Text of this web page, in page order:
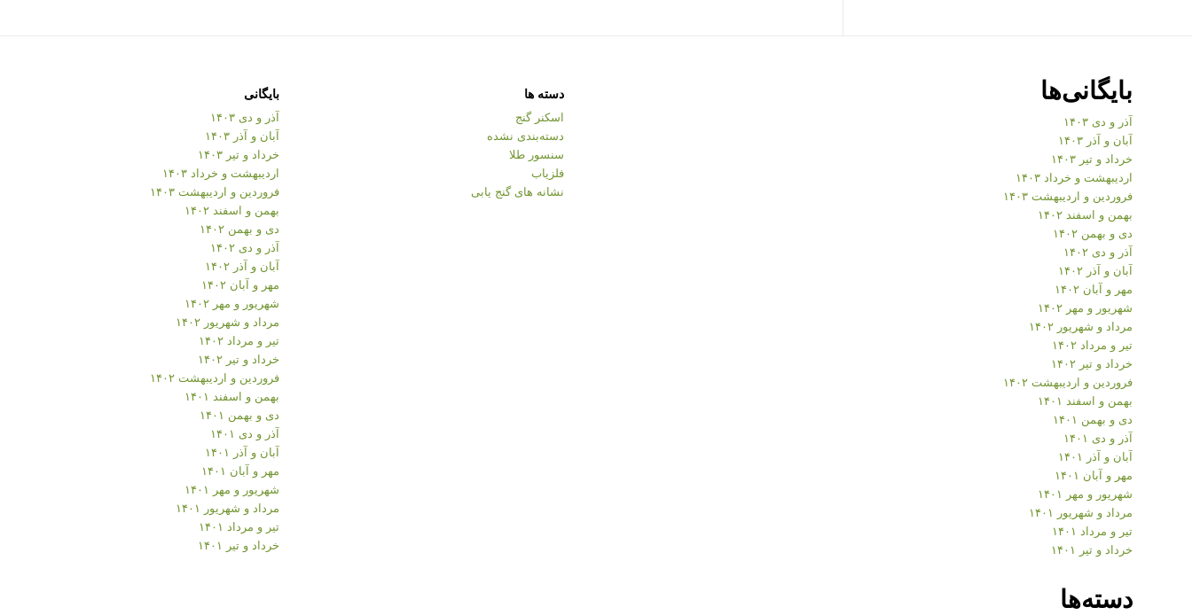
بایگانی‌ها
آذر و دی ۱۴۰۳
آبان و آذر ۱۴۰۳
خرداد و تیر ۱۴۰۳
اردیبهشت و خرداد ۱۴۰۳
فروردین و اردیبهشت ۱۴۰۳
بهمن و اسفند ۱۴۰۲
دی و بهمن ۱۴۰۲
آذر و دی ۱۴۰۲
آبان و آذر ۱۴۰۲
مهر و آبان ۱۴۰۲
شهریور و مهر ۱۴۰۲
مرداد و شهریور ۱۴۰۲
تیر و مرداد ۱۴۰۲
خرداد و تیر ۱۴۰۲
فروردین و اردیبهشت ۱۴۰۲
بهمن و اسفند ۱۴۰۱
دی و بهمن ۱۴۰۱
آذر و دی ۱۴۰۱
آبان و آذر ۱۴۰۱
مهر و آبان ۱۴۰۱
شهریور و مهر ۱۴۰۱
مرداد و شهریور ۱۴۰۱
تیر و مرداد ۱۴۰۱
خرداد و تیر ۱۴۰۱
دسته‌ها
دسته ها
اسکنر گنج
دسته‌بندی نشده
سنسور طلا
فلزیاب
نشانه های گنج یابی
بایگانی
آذر و دی ۱۴۰۳
آبان و آذر ۱۴۰۳
خرداد و تیر ۱۴۰۳
اردیبهشت و خرداد ۱۴۰۳
فروردین و اردیبهشت ۱۴۰۳
بهمن و اسفند ۱۴۰۲
دی و بهمن ۱۴۰۲
آذر و دی ۱۴۰۲
آبان و آذر ۱۴۰۲
مهر و آبان ۱۴۰۲
شهریور و مهر ۱۴۰۲
مرداد و شهریور ۱۴۰۲
تیر و مرداد ۱۴۰۲
خرداد و تیر ۱۴۰۲
فروردین و اردیبهشت ۱۴۰۲
بهمن و اسفند ۱۴۰۱
دی و بهمن ۱۴۰۱
آذر و دی ۱۴۰۱
آبان و آذر ۱۴۰۱
مهر و آبان ۱۴۰۱
شهریور و مهر ۱۴۰۱
مرداد و شهریور ۱۴۰۱
تیر و مرداد ۱۴۰۱
خرداد و تیر ۱۴۰۱